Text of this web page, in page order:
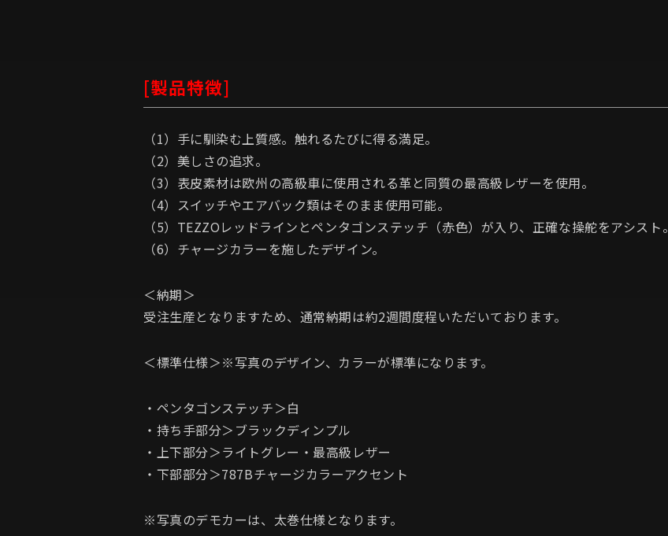
[製品特徴]
（1）手に馴染む上質感。触れるたびに得る満足。
（2）美しさの追求。
（3）表皮素材は欧州の高級車に使用される革と同質の最高級レザーを使用。
（4）スイッチやエアバック類はそのまま使用可能。
（5）TEZZOレッドラインとペンタゴンステッチ（赤色）が入り、正確な操舵をアシスト。
（6）チャージカラーを施したデザイン。
＜納期＞
受注生産となりますため、通常納期は約2週間度程いただいております。
＜標準仕様＞※写真のデザイン、カラーが標準になります。
・ペンタゴンステッチ＞白
・持ち手部分＞ブラックディンプル
・上下部分＞ライトグレー・最高級レザー
・下部部分＞787Bチャージカラーアクセント
※写真のデモカーは、太巻仕様となります。